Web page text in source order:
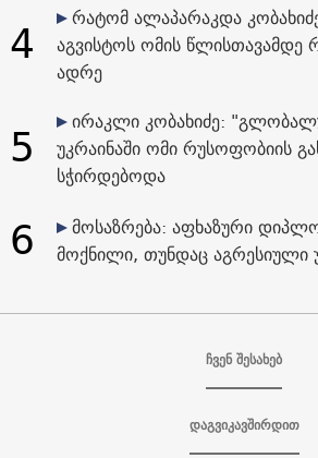
4
რატომ ალაპარაკდა
აგვისტოს ომის წლისთავამდე
ადრე
5
ირაკლი კობახიძე:
უკრაინაში ომი რუსოფობიის
სჭირდებოდა
6
მოსაზრება: აფხაზური
მოქნილი, თუნდაც აგრესიული
ჩვენ შესახებ
დაგვიკავშირდით